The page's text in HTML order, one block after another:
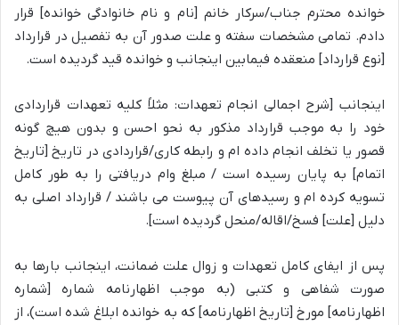
خوانده محترم جناب/سرکار خانم [نام و نام خانوادگی خوانده] قرار
دادم. تمامی مشخصات سفته و علت صدور آن به تفصیل در قرارداد
[نوع قرارداد] منعقده فیمابین اینجانب و خوانده قید گردیده است.
اینجانب [شرح اجمالی انجام تعهدات: مثلاً کلیه تعهدات قراردادی
خود را به موجب قرارداد مذکور به نحو احسن و بدون هیچ گونه
قصور یا تخلف انجام داده ام و رابطه کاری/قراردادی در تاریخ [تاریخ
اتمام] به پایان رسیده است / مبلغ وام دریافتی را به طور کامل
تسویه کرده ام و رسیدهای آن پیوست می باشند / قرارداد اصلی به
دلیل [علت] فسخ/اقاله/منحل گردیده است].
پس از ایفای کامل تعهدات و زوال علت ضمانت، اینجانب بارها به
صورت شفاهی و کتبی (به موجب اظهارنامه شماره [شماره
اظهارنامه] مورخ [تاریخ اظهارنامه] که به خوانده ابلاغ شده است)، از